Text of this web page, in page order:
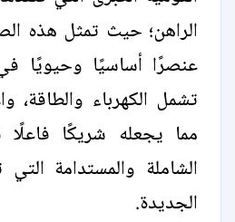
الراهن؛ حيث تمثل هذه
عنصرًا أساسيًا وحيويًا
تشمل الكهرباء والطاقة،
مما يجعله شريكًا
الشاملة والمستدامة
الجديدة.